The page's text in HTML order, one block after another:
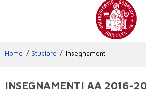
Home Studiare Insegnamenti
INSEGNAMENTI AA 2016-